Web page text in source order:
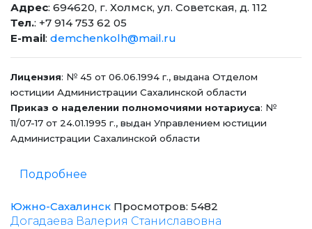
Адрес: 694620, г. Холмск, ул. Советская, д. 112
Тел.: +7 914 753 62 05
E-mail: demchenkolh@mail.ru
Лицензия: № 45 от 06.06.1994 г., выдана Отделом
юстиции Администрации Сахалинской области
Приказ о наделении полномочиями нотариуса: №
11/07-17 от 24.01.1995 г., выдан Управлением юстиции
Администрации Сахалинской области
Подробнее
Южно-Сахалинск Просмотров: 5482
Догадаева Валерия Станиславовна